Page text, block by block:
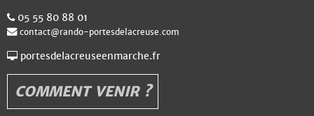
05 55 80 88 01
contact@rando-portesdelacreuse.com
portesdelacreuseenmarche.fr
COMMENT VENIR ?